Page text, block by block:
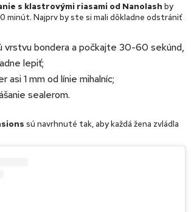
s klastrovými riasami od Nanolash by
minút. Najprv by ste si mali dôkladne odstrániť
vrstvu bondera a počkajte 30-60 sekúnd,
lepiť;
asi 1 mm od línie mihalníc;
sealerom.
sú navrhnuté tak, aby každá žena zvládla